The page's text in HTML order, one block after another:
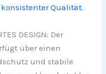
Qualität.
DESIGN: Der
über einen
und stabile